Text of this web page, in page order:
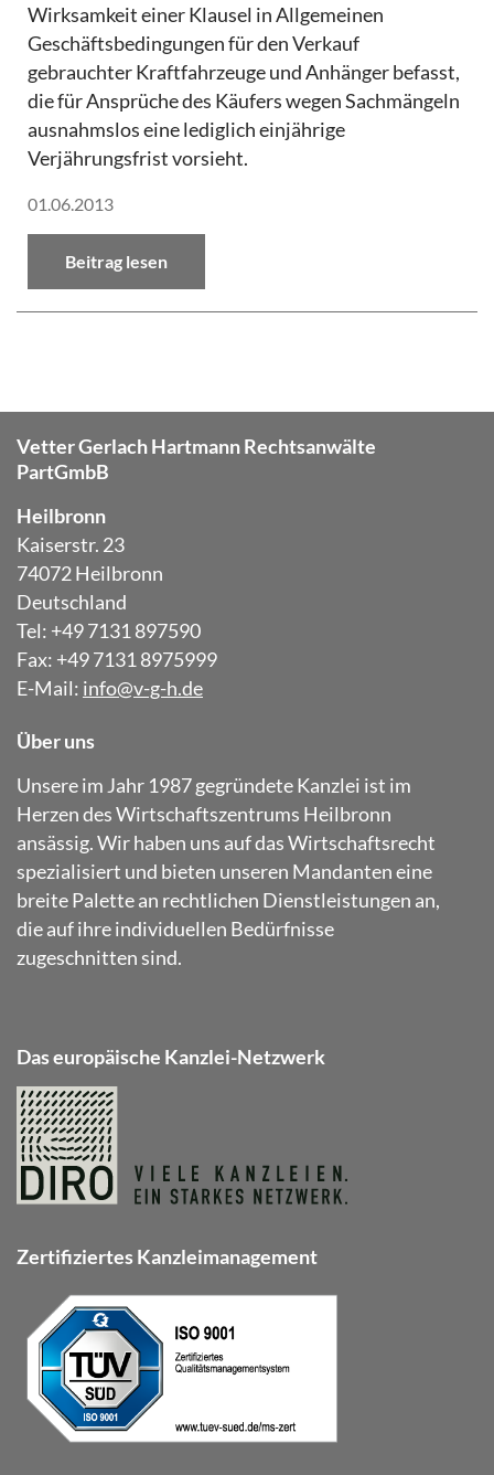
Wirksamkeit einer Klausel in Allgemeinen
Geschäftsbedingungen für den Verkauf
gebrauchter Kraftfahrzeuge und Anhänger befasst,
die für Ansprüche des Käufers wegen Sachmängeln
ausnahmslos eine lediglich einjährige
Verjährungsfrist vorsieht.
01.06.2013
Beitrag lesen
Vetter Gerlach Hartmann Rechtsanwälte
PartGmbB
Heilbronn
Kaiserstr. 23
74072 Heilbronn
Deutschland
Tel: +49 7131 897590
Fax: +49 7131 8975999
E-Mail: info@v-g-h.de
Über uns
Unsere im Jahr 1987 gegründete Kanzlei ist im
Herzen des Wirtschaftszentrums Heilbronn
ansässig. Wir haben uns auf das Wirtschaftsrecht
spezialisiert und bieten unseren Mandanten eine
breite Palette an rechtlichen Dienstleistungen an,
die auf ihre individuellen Bedürfnisse
zugeschnitten sind.
Das europäische Kanzlei-Netzwerk
Zertifiziertes Kanzleimanagement